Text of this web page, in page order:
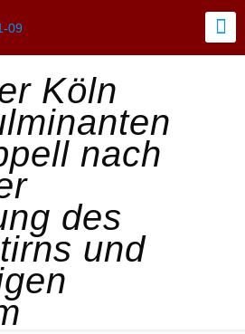
Köln
nach
des
und